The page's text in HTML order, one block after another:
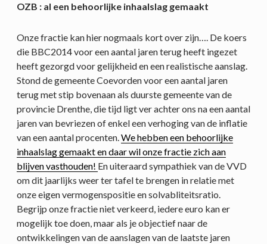
OZB : al een behoorlijke inhaalslag gemaakt
Onze fractie kan hier nogmaals kort over zijn…. De koers
die BBC2014 voor een aantal jaren terug heeft ingezet
heeft gezorgd voor gelijkheid en een realistische aanslag.
Stond de gemeente Coevorden voor een aantal jaren
terug met stip bovenaan als duurste gemeente van de
provincie Drenthe, die tijd ligt ver achter ons na een aantal
jaren van bevriezen of enkel een verhoging van de inflatie
van een aantal procenten.We hebben een behoorlijke
inhaalslag gemaakt en daar wil onze fractie zich aan
blijven vasthouden! En uiteraard sympathiek van de VVD
om dit jaarlijks weer ter tafel te brengen in relatie met
onze eigen vermogenspositie en solvabliteitsratio.
Begrijp onze fractie niet verkeerd, iedere euro kan er
mogelijk toe doen, maar als je objectief naar de
ontwikkelingen van de aanslagen van de laatste jaren